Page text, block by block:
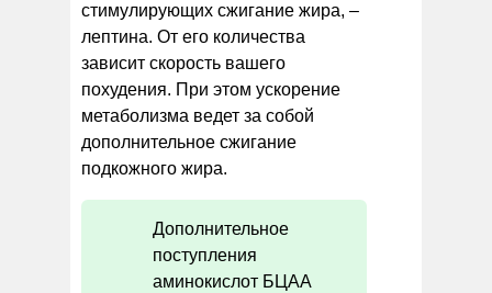
стимулирующих сжигание жира, –
лептина. От его количества
зависит скорость вашего
похудения. При этом ускорение
метаболизма ведет за собой
дополнительное сжигание
подкожного жира.
Дополнительное
поступления
аминокислот БЦАА